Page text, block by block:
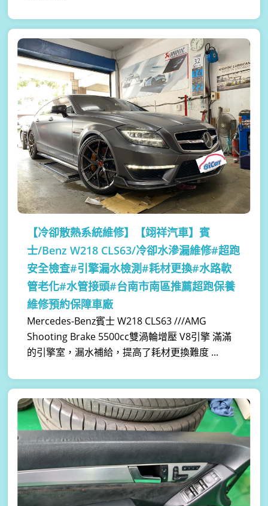
【冷卻散熱系統維修】
【翊祥汽車】賓
士/Benz W218 CLS63/冷卻水滲漏維修#超跑
安全檢查#引擎漏水檢測#耗材更換#水路軟
管老化#水管接頭#台南市南區推薦超跑保養
維修預約保障車廠
Mercedes-Benz賓士 W218 CLS63 ///AMG
Shooting Brake 5500cc雙渦輪增壓 V8引擎 滿滿
的引擎室，漏水補給，提高了耗材更換難度 ...